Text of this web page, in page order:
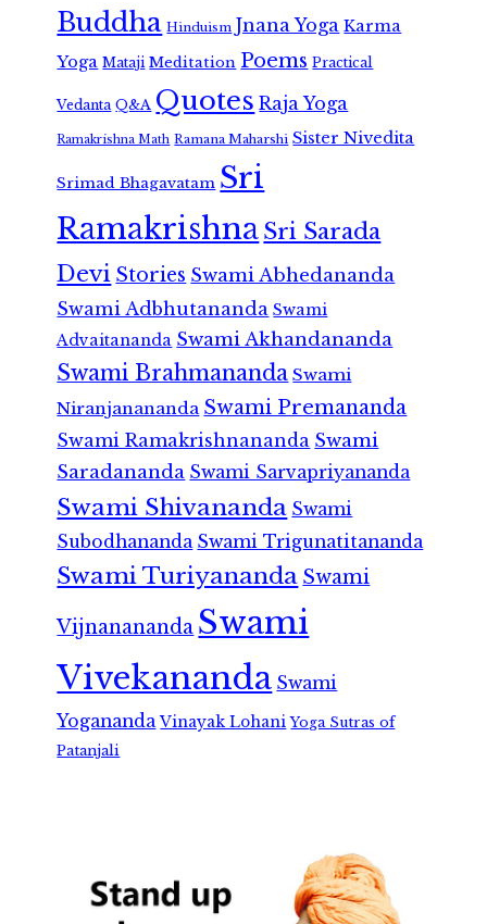
Buddha Hinduism Jnana Yoga Karma
Yoga Mataji Meditation Poems Practical
Vedanta Q&A Quotes Raja Yoga
Ramakrishna Math Ramana Maharshi Sister Nivedita
Srimad Bhagavatam Sri
RamakrishnaSri Sarada
Devi Stories Swami Abhedananda
Swami Adbhutananda Swami
Advaitananda Swami Akhandananda
Swami Brahmananda Swami
Niranjanananda Swami Premananda
Swami Ramakrishnananda Swami
Saradananda Swami Sarvapriyananda
Swami Shivananda Swami
Subodhananda Swami Trigunatitananda
Swami Turiyananda Swami
Vijnanananda Swami
Vivekananda Swami
Yogananda Vinayak Lohani Yoga Sutras of
Patanjali